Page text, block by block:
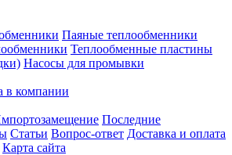
Паяные теплообменники
Теплообменные пластины
Насосы для промывки
в компании
Последние
Статьи Вопрос-ответ Доставка и оплата
Карта сайта